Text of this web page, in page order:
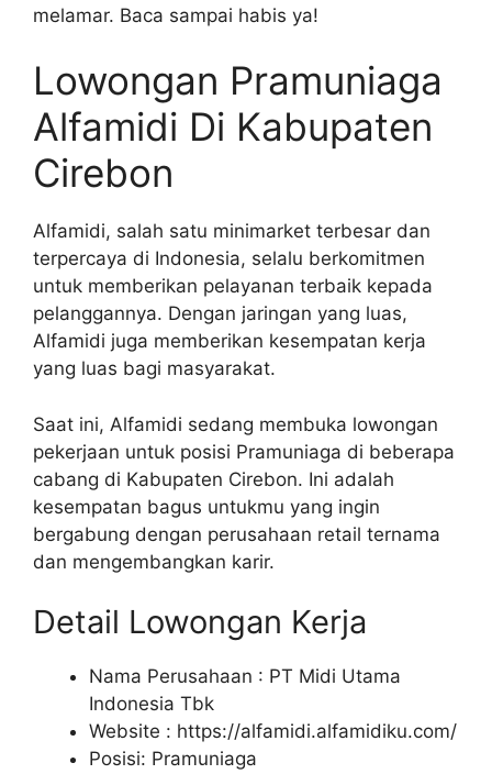
melamar. Baca sampai habis ya!
Lowongan Pramuniaga
Alfamidi Di Kabupaten
Cirebon
Alfamidi, salah satu minimarket terbesar dan
terpercaya di Indonesia, selalu berkomitmen
untuk memberikan pelayanan terbaik kepada
pelanggannya. Dengan jaringan yang luas,
Alfamidi juga memberikan kesempatan kerja
yang luas bagi masyarakat.
Saat ini, Alfamidi sedang membuka lowongan
pekerjaan untuk posisi Pramuniaga di beberapa
cabang di Kabupaten Cirebon. Ini adalah
kesempatan bagus untukmu yang ingin
bergabung dengan perusahaan retail ternama
dan mengembangkan karir.
Detail Lowongan Kerja
Nama Perusahaan : PT Midi Utama
Indonesia Tbk
Website : https://alfamidi.alfamidiku.com/
Posisi: Pramuniaga